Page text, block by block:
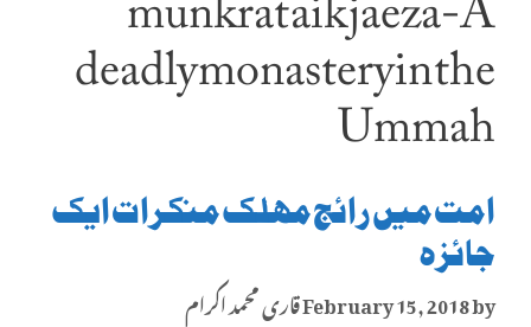
deadly monastery in the
Ummah
امت میں رائج مہلک منکرات ایک
جائزہ
February 15, 2018by قاری محمد اکرام